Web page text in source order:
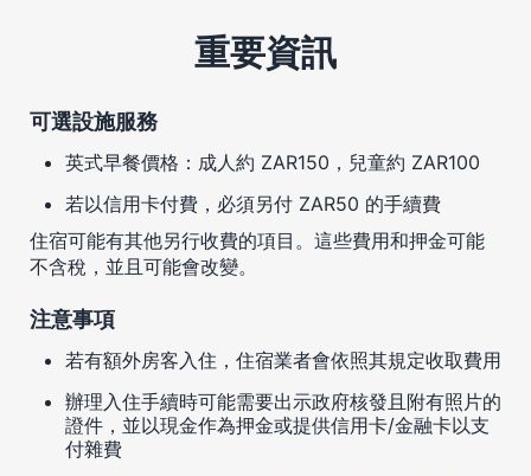
重要資訊
可選設施服務
英式早餐價格：成人約 ZAR150，兒童約 ZAR100
若以信用卡付費，必須另付 ZAR50 的手續費
住宿可能有其他另行收費的項目。這些費用和押金可能
不含稅，並且可能會改變。
注意事項
若有額外房客入住，住宿業者會依照其規定收取費用
辦理入住手續時可能需要出示政府核發且附有照片的
證件，並以現金作為押金或提供信用卡/金融卡以支
付雜費